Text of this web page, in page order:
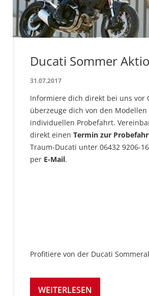
Ducati Sommer
31.07.2017
Informiere dich direkt bei uns vor
überzeuge dich von den
individuellen Probefahrt.
direkt einen Termin zur
Traum-Ducati unter 06432 9206-
per E-Mail.
Profitiere von der Ducati
WEITERLESEN